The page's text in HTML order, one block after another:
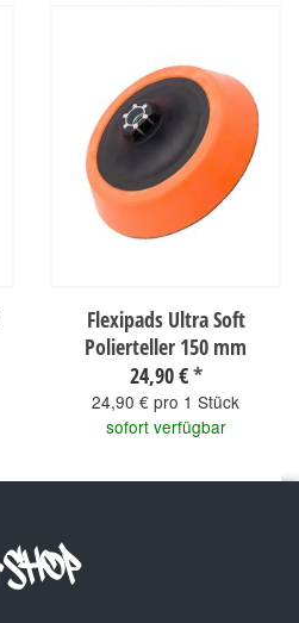
Flexipads Ultra Soft
Polierteller 150 mm
24,90 €*
24,90 € pro 1 Stück
sofort verfügbar